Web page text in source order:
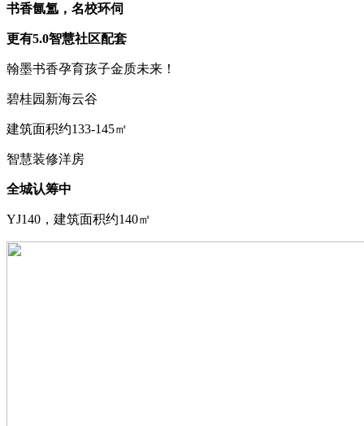
书香氤氲，名校环伺
更有5.0智慧社区配套
翰墨书香孕育孩子金质未来！
碧桂园新海云谷
建筑面积约133-145㎡
智慧装修洋房
全城认筹中
YJ140，建筑面积约140㎡